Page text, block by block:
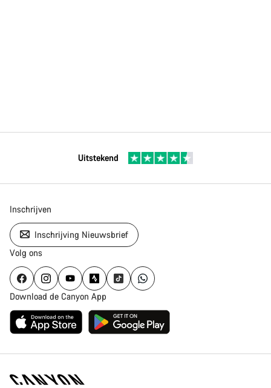
Uitstekend
Inschrijven
Inschrijving Nieuwsbrief
Volg ons
Download de Canyon App